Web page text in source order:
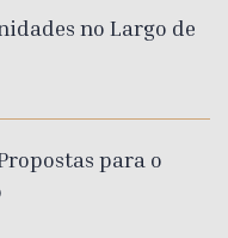
no Largo de
para o